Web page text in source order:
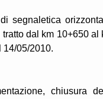
segnaletica
dal km 10+650 al
14/05/2010.
chiusura